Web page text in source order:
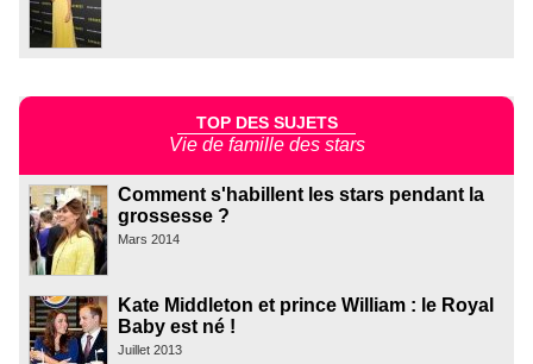
TOP DES SUJETS
Vie de famille des stars
Comment s'habillent les stars pendant la
grossesse ?
Mars 2014
Kate Middleton et prince William : le Royal
Baby est né !
Juillet 2013